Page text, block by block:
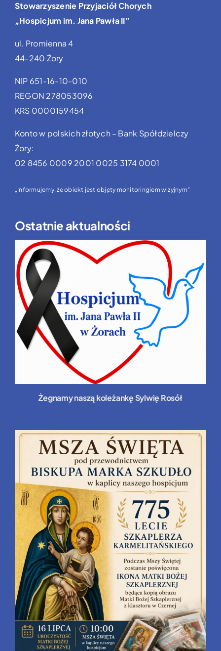
Stowarzyszenie Przyjaciół Chorych
„Hospicjum im. Jana Pawła II”
ul. Promienna 4
44-240 Żory
NIP 651-16-10-010
REGON 278053096
KRS 0000159454
Konto w polskich złotych – Bank Spółdzielczy
Żory:
02 8456 0009 2001 0025 3174 0001
„Informujemy, że obiekt jest objęty monitoringiem wizyjnym”
Ostatnie aktualności
Żegnamy naszą koleżankę Sylwię Rosół